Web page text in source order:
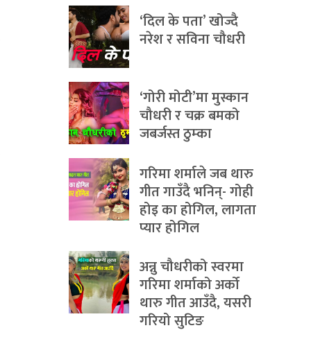
‘दिल के पता’ खोज्दै
नरेश र सविना चौधरी
‘गोरी मोटी’मा मुस्कान
चौधरी र चक्र बमको
जबर्जस्त ठुम्का
गरिमा शर्माले जब थारु
गीत गाउँदै भनिन्- गोही
होइ का होगिल, लागता
प्यार होगिल
अन्नु चौधरीको स्वरमा
गरिमा शर्माको अर्को
थारु गीत आउँदै, यसरी
गरियो सुटिङ